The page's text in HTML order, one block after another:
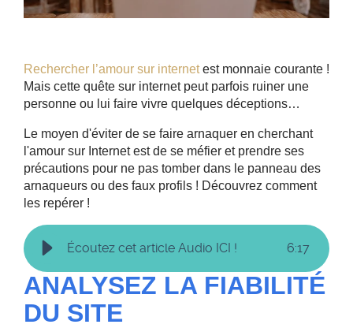
Rechercher l’amour sur internetest monnaie courante !
Mais cette quête sur internet peut parfois ruiner une
personne ou lui faire vivre quelques déceptions…
Le moyen d'éviter de se faire arnaquer en cherchant
l'amour sur Internet est de se méfier et prendre ses
précautions pour ne pas tomber dans le panneau des
arnaqueurs ou des faux profils ! Découvrez comment
les repérer !
Écoutez cet article Audio ICI ! 6:17
ANALYSEZ LA FIABILITÉ
DU SITE